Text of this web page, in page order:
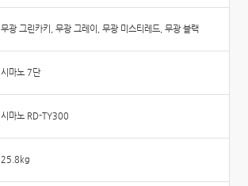
무광 그린카키, 무광 그레이, 무광 미스티레드, 무광 블랙
시마노 7단
시마노 RD-TY300
25.8kg